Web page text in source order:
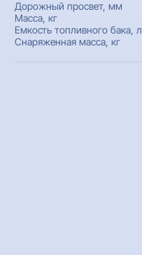
Дорожный просвет, мм
Масса, кг
Емкость топливного бака, л
Снаряженная масса, кг